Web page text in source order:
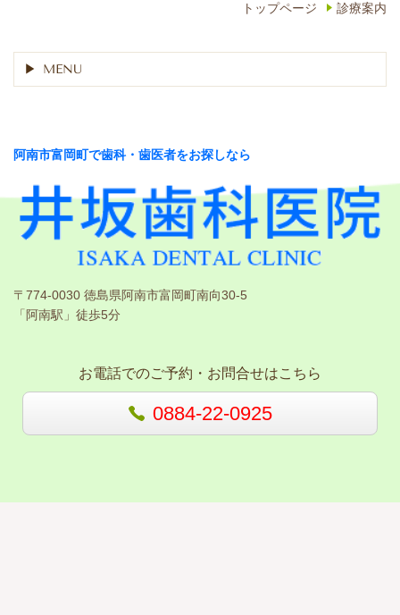
トップページ 診療案内
MENU
阿南市富岡町で歯科・歯医者をお探しなら
〒774-0030 徳島県阿南市富岡町南向30-5
「阿南駅」徒歩5分
お電話でのご予約・お問合せはこちら
0884-22-0925